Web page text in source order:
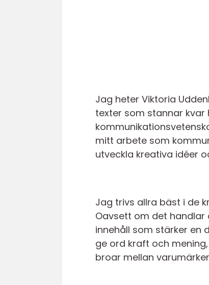
Jag heter Viktoria
texter som stannar kvar
mitt arbete som
utveckla kreativa idéer
Jag trivs allra bäst i de
Oavsett om det
innehåll som stärker
ge ord kraft och
broar mellan